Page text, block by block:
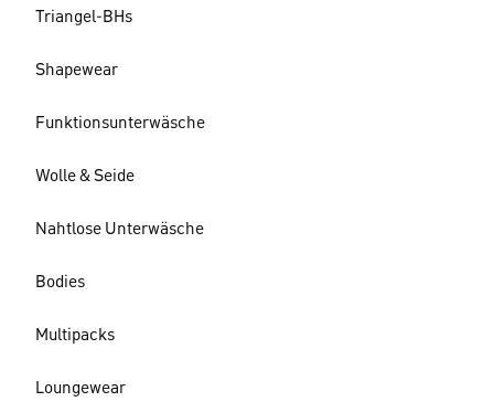
Triangel-BHs
Shapewear
Funktionsunterwäsche
Wolle & Seide
Nahtlose Unterwäsche
Bodies
Multipacks
Loungewear